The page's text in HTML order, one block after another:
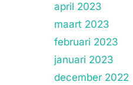
april 2023
maart 2023
februari 2023
januari 2023
december 2022